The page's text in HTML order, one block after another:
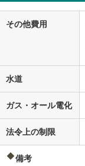
その他費用
水道
ガス・オール電化
法令上の制限
備考